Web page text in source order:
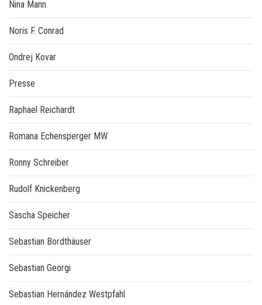
Nina Mann
Noris F. Conrad
Ondrej Kovar
Presse
Raphael Reichardt
Romana Echensperger MW
Ronny Schreiber
Rudolf Knickenberg
Sascha Speicher
Sebastian Bordthäuser
Sebastian Georgi
Sebastian Hernández Westpfahl